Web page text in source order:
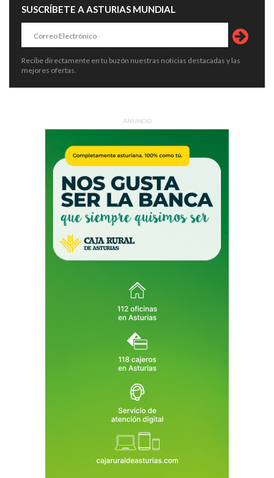
SUSCRÍBETE A ASTURIAS MUNDIAL
Recibe directamente en tu buzón nuestras noticias destacadas y las
mejores ofertas.
ANUNCIO